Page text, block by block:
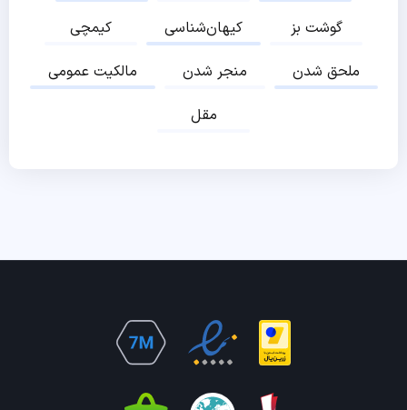
کیمچی
کیهان‌شناسی
گوشت بز
مالکیت عمومی
منجر شدن
ملحق شدن
مقل